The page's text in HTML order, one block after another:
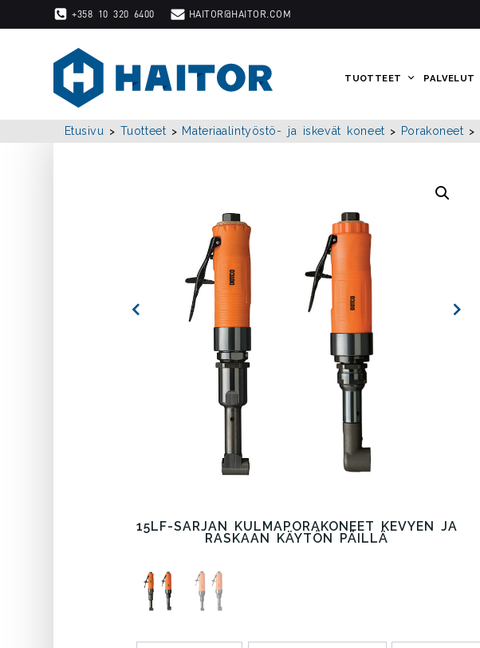
+358 10 320 6400 HAITOR@HAITOR.COM
TUOTTEET PALVELUT
Etusivu > Tuotteet > Materiaalintyöstö- ja iskevät koneet > Porakoneet >
15LF-SARJAN KULMAPORAKONEET KEVYEN JA
RASKAAN KÄYTÖN PÄILLÄ